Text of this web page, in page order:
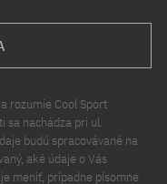
rozumie Cool Sport
sa nachádza pri ul.
budú spracovávané na
aké údaje o Vás
meniť, prípadne písomne